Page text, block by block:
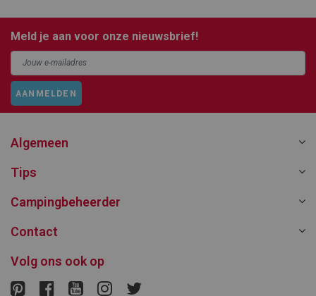
Meld je aan voor onze nieuwsbrief!
AANMELDEN
Algemeen
Tips
Campingbeheerder
Contact
Volg ons ook op